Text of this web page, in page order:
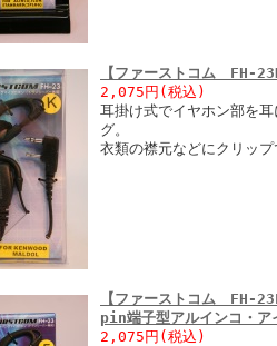
【ファーストコム FH-
2,075円 (税込)
耳掛け式でイヤホン部を
グ。
衣類の襟元などにクリップ
【ファーストコム FH-
pin端子型アルインコ・ア
2,075円 (税込)